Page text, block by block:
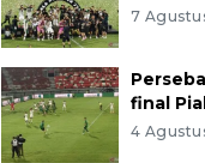
7
final
4